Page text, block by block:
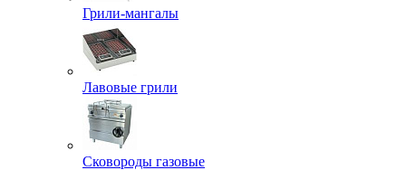
Грили-мангалы
Лавовые грили
Сковороды газовые